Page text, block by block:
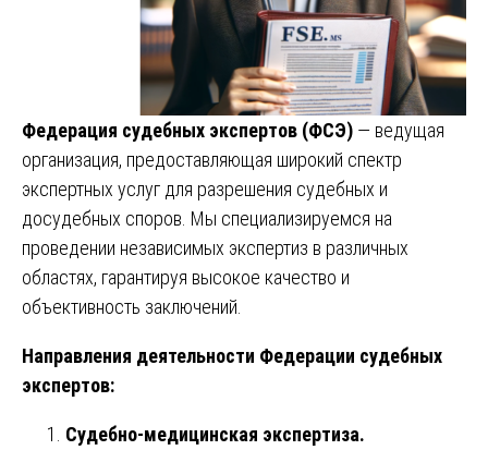
Федерация судебных экспертов (ФСЭ) — ведущая
организация, предоставляющая широкий спектр
экспертных услуг для разрешения судебных и
досудебных споров. Мы специализируемся на
проведении независимых экспертиз в различных
областях, гарантируя высокое качество и
объективность заключений.
Направления деятельности Федерации судебных
экспертов:
Судебно-медицинская экспертиза.